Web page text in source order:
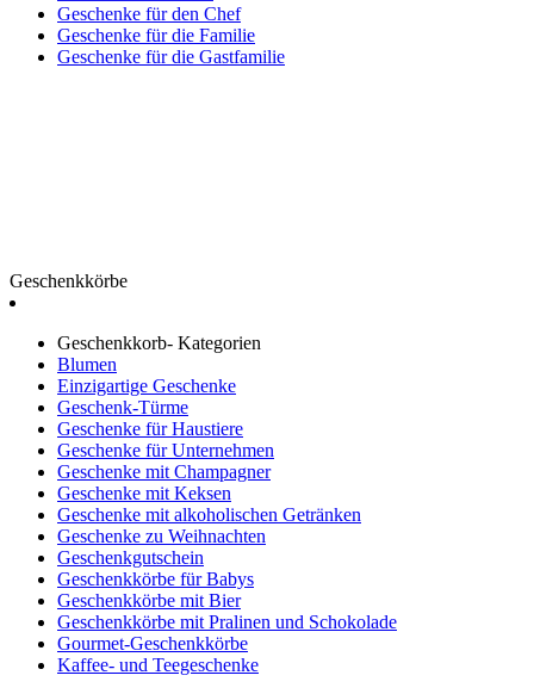
Geschenke für den Chef
Geschenke für die Familie
Geschenke für die Gastfamilie
Geschenkkörbe
Geschenkkorb- Kategorien
Blumen
Einzigartige Geschenke
Geschenk-Türme
Geschenke für Haustiere
Geschenke für Unternehmen
Geschenke mit Champagner
Geschenke mit Keksen
Geschenke mit alkoholischen Getränken
Geschenke zu Weihnachten
Geschenkgutschein
Geschenkkörbe für Babys
Geschenkkörbe mit Bier
Geschenkkörbe mit Pralinen und Schokolade
Gourmet-Geschenkkörbe
Kaffee- und Teegeschenke